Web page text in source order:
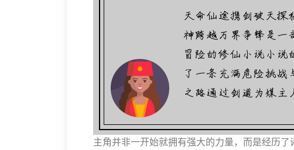
主角并非一开始就拥有强大的力量，而是经历